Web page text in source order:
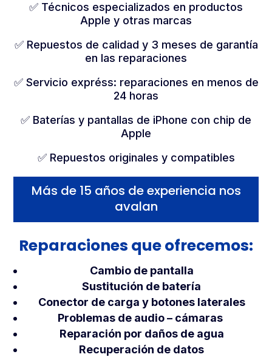
✅ Técnicos especializados en productos
Apple y otras marcas
✅ Repuestos de calidad y 3 meses de garantía
en las reparaciones
✅ Servicio expréss: reparaciones en menos de
24 horas
✅ Baterías y pantallas de iPhone con chip de
Apple
✅ Repuestos originales y compatibles
Más de 15 años de experiencia nos
avalan
Reparaciones que ofrecemos:
Cambio de pantalla
Sustitución de batería
Conector de carga y botones laterales
Problemas de audio – cámaras
Reparación por daños de agua
Recuperación de datos